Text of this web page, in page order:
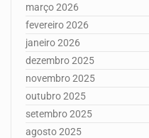
março 2026
fevereiro 2026
janeiro 2026
dezembro 2025
novembro 2025
outubro 2025
setembro 2025
agosto 2025